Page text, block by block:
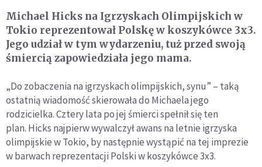
Michael Hicks na Igrzyskach Olimpijskich w
Tokio reprezentował Polskę w koszykówce 3x3.
Jego udział w tym wydarzeniu, tuż przed swoją
śmiercią zapowiedziała jego mama.
„Do zobaczenia na igrzyskach olimpijskich, synu” – taką
ostatnią wiadomość skierowała do Michaela jego
rodzicielka. Cztery lata po jej śmierci spełnił się ten
plan. Hicks najpierw wywalczył awans na letnie igrzyska
olimpijskie w Tokio, by następnie wystąpić na tej imprezie
w barwach reprezentacji Polski w koszykówce 3x3.